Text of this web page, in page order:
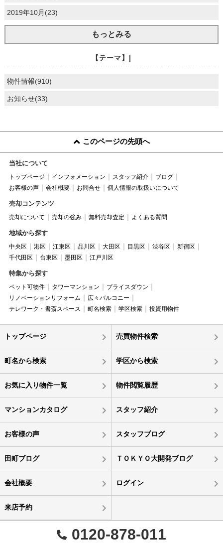
2019年10月(23)
もっとみる
【テーマ】|
物件情報(910)
お知らせ(33)
このページの先頭へ
当社について
トップページ インフォメーション スタッフ紹介
ブログ
お客様の声
会社概要 お問合せ 個人情報の取扱いについて
売却コンテンツ
売却について 売却の強み 無料売却査定 よくある質問
地域から探す
中央区 港区 江東区 品川区 大田区 目黒区 渋谷区
新宿区
千代田区
台東区 墨田区 江戸川区
特集から探す
ペット可物件 タワーマンション
プライスダウン
リノベーションリフォーム
広々バルコニー
テレワーク・書斎スペース
町名検索 学区検索 投資用物件
トップページ 売買物件検索
町名から検索 学区から検索
お気に入り物件一覧 物件閲覧履歴
マンションカタログ スタッフ紹介
お客様の声 スタッフブログ
田町ブログ ＴＯＫＹＯ大開発ブログ
会社概要 ログイン
来店予約
0120-878-011